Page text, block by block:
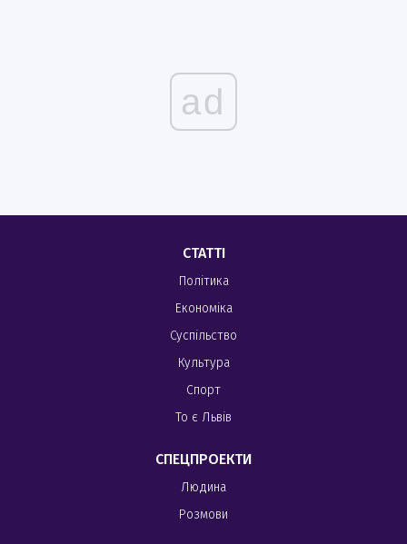
ad
СТАТТІ
Політика
Економіка
Суспільство
Культура
Спорт
То є Львів
СПЕЦПРОЕКТИ
Людина
Розмови